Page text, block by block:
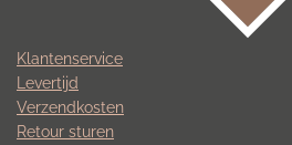
Klantenservice
Levertijd
Verzendkosten
Retour sturen